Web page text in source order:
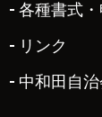
各種書式
リンク
中和田自